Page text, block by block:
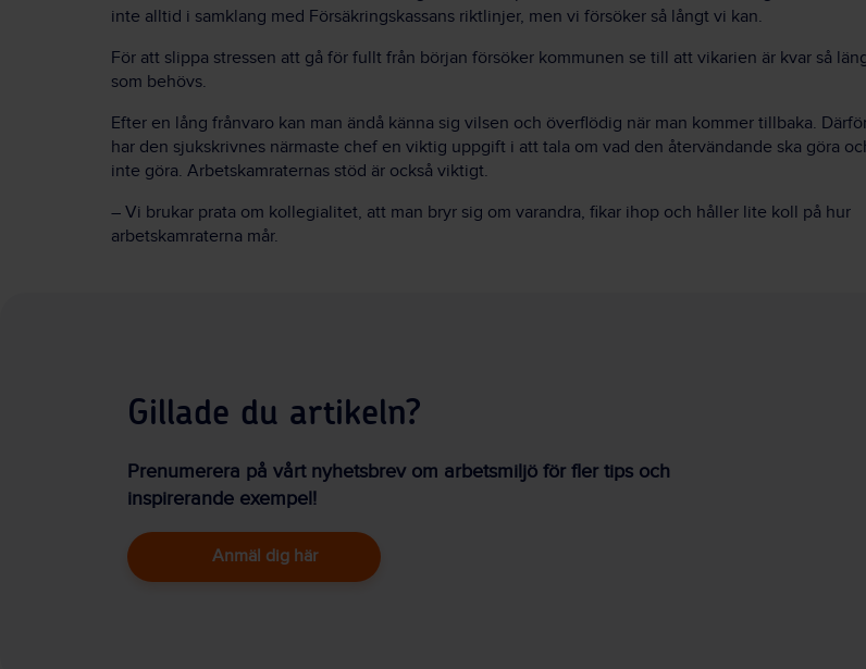
inte alltid i samklang med Försäkringskassans riktlinjer, men vi försöker så långt vi kan.
För att slippa stressen att gå för fullt från början försöker kommunen se till att vikarien är kvar så
som behövs.
Efter en lång frånvaro kan man ändå känna sig vilsen och överflödig när man kommer tillbaka.
har den sjukskrivnes närmaste chef en viktig uppgift i att tala om vad den återvändande ska göra
inte göra. Arbetskamraternas stöd är också viktigt.
– Vi brukar prata om kollegialitet, att man bryr sig om varandra, fikar ihop och håller lite koll på hur
arbetskamraterna mår.
Gillade du artikeln?
Prenumerera på vårt nyhetsbrev om arbetsmiljö för fler tips och
inspirerande exempel!
Anmäl dig här